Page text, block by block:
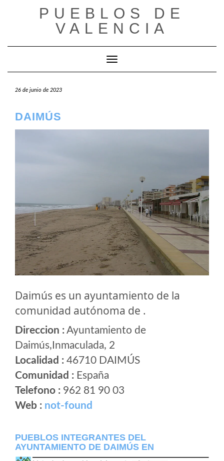
PUEBLOS DE
VALENCIA
Cambiar modo de navegación
26 de junio de 2023
DAIMÚS
Daimús es un ayuntamiento de la
comunidad autónoma de .
Direccion :Ayuntamiento de
Daimús,Inmaculada, 2
Localidad : 46710 DAIMÚS
Comunidad : España
Telefono : 962 81 90 03
Web : not-found
PUEBLOS INTEGRANTES DEL
AYUNTAMIENTO DE DAIMÚS EN